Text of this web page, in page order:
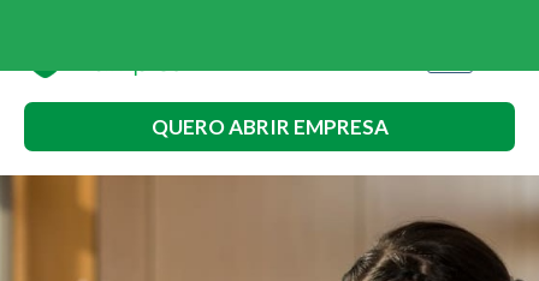
QUERO ABRIR EMPRESA